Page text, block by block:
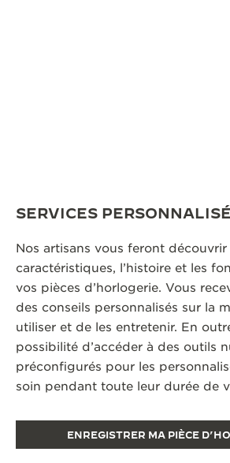
SERVICES
Nos artisans vous feront découvrir
caractéristiques, l’histoire et les
vos pièces d’horlogerie. Vous
des conseils personnalisés sur la
utiliser et de les entretenir. En
possibilité d’accéder à des outils
préconfigurés pour les
soin pendant toute leur durée de
ENREGISTRER MA PIÈCE